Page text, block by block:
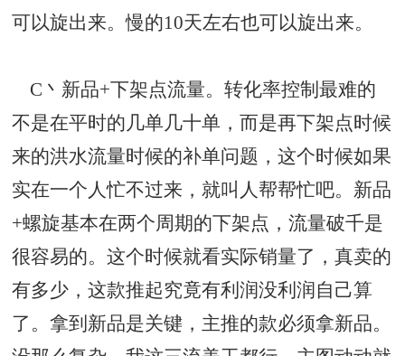
可以旋出来。慢的10天左右也可以旋出来。
C丶新品+下架点流量。转化率控制最难的
不是在平时的几单几十单，而是再下架点时候
来的洪水流量时候的补单问题，这个时候如果
实在一个人忙不过来，就叫人帮帮忙吧。新品
+螺旋基本在两个周期的下架点，流量破千是
很容易的。这个时候就看实际销量了，真卖的
有多少，这款推起究竟有利润没利润自己算
了。拿到新品是关键，主推的款必须拿新品。